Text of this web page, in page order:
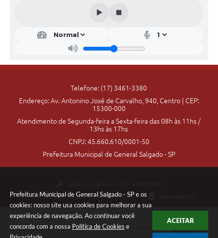
Prefeitura Municipal de General Salgado - SP e os
cookies: nosso site usa cookies para melhorar a sua
experiência de navegação. Ao continuar você
concorda com a nossa Política de Cookies e
ACEITAR
Telefone: (17) 3461-3380
Endereço: Av. Antonino José de Carvalho, 940, Centro | CEP:
15300-000
Atendimento de Segunda-feira a Sexta-feira das 08h às 11hs /
13hs às 17hs
CNPJ: 45.660.610/0001-50
Prefeitura Municipal de General Salgado - SP
Portal atualizado em:07/08/2026 15:30
Copyright Instar - 2006-2026. Todos os direitos reservados -